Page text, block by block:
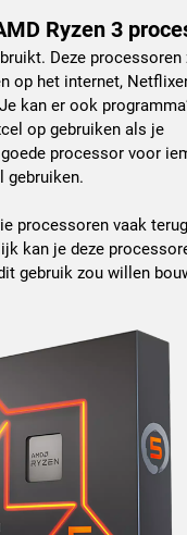
Ryzen 3
Deze processoren
op het internet,
kan er ook
op gebruiken als je
processor voor
gebruiken.
processoren vaak
kan je deze
gebruik zou willen